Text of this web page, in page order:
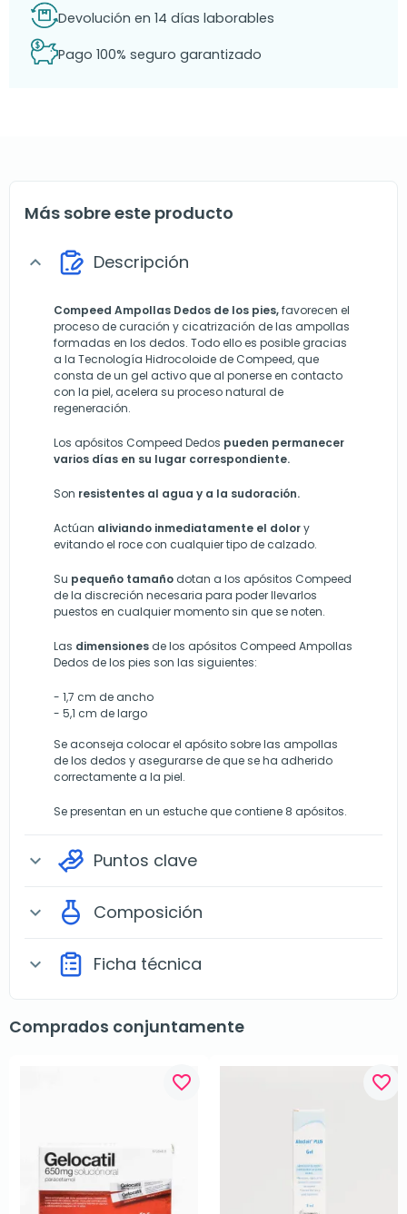
Devolución en 14 días laborables
Pago 100% seguro garantizado
Más sobre este producto
expand_more Descripción
Compeed Ampollas Dedos de los pies,favorecen el
proceso de curación y cicatrización de las ampollas
formadas en los dedos. Todo ello es posible gracias
a la Tecnología Hidrocoloide de Compeed, que
consta de un gel activo que al ponerse en contacto
con la piel, acelera su proceso natural de
regeneración.
Los apósitos Compeed Dedos pueden permanecer
varios días en su lugar correspondiente.
Son resistentes al agua y a la sudoración.
Actúan aliviando inmediatamente el dolory
evitando el roce con cualquier tipo de calzado.
Su pequeño tamaño dotan a los apósitos Compeed
de la discreción necesaria para poder llevarlos
puestos en cualquier momento sin que se noten.
Las dimensiones de los apósitos Compeed Ampollas
Dedos de los pies son las siguientes:
- 1,7 cm de ancho
- 5,1 cm de largo
Se aconseja colocar el apósito sobre las ampollas
de los dedos y asegurarse de que se ha adherido
correctamente a la piel.
Se presentan en un estuche que contiene 8 apósitos.
expand_more Puntos clave
expand_more Composición
expand_more Ficha técnica
Comprados conjuntamente
favorite_border favorite_border